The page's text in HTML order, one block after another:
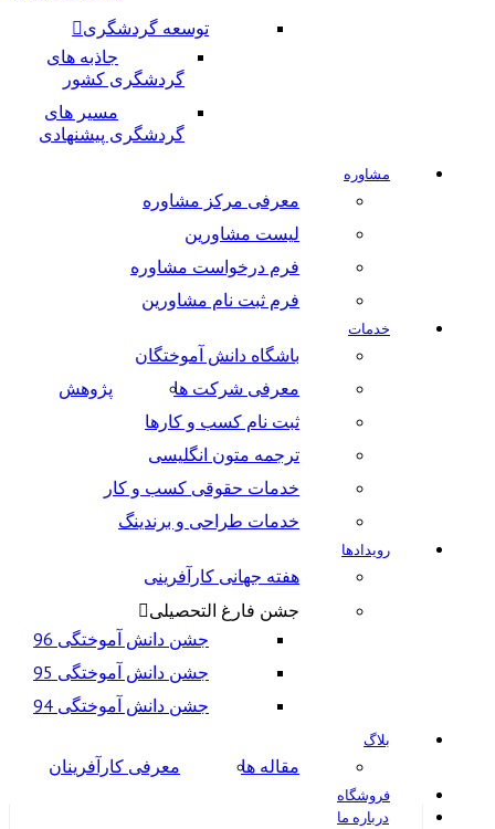
توسعه گردشگری
جاذبه های
گردشگری کشور
مسیر های
گردشگری پیشنهادی
مشاوره
معرفی مرکز مشاوره
لیست مشاورین
فرم درخواست مشاوره
فرم ثبت نام مشاورین
خدمات
باشگاه دانش آموختگان
معرفی شرکت ها
پژوهش
ثبت نام کسب و کارها
ترجمه متون انگلیسی
خدمات حقوقی کسب و کار
خدمات طراحی و برندینگ
رویدادها
هفته جهانی کارآفرینی
جشن فارغ التحصیلی
جشن دانش آموختگی 96
جشن دانش آموختگی 95
جشن دانش آموختگی 94
بلاگ
مقاله ها معرفی کارآفرینان
فروشگاه
درباره ما